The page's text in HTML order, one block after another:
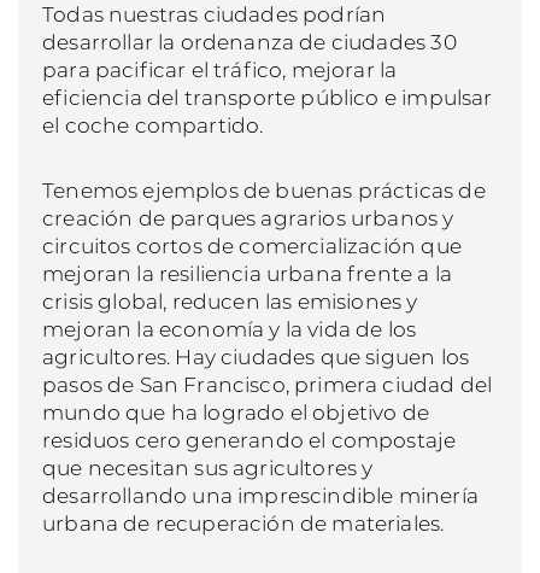
Todas nuestras ciudades podrían
desarrollar la ordenanza de ciudades 30
para pacificar el tráfico, mejorar la
eficiencia del transporte público e impulsar
el coche compartido.
Tenemos ejemplos de buenas prácticas de
creación de parques agrarios urbanos y
circuitos cortos de comercialización que
mejoran la resiliencia urbana frente a la
crisis global, reducen las emisiones y
mejoran la economía y la vida de los
agricultores. Hay ciudades que siguen los
pasos de San Francisco, primera ciudad del
mundo que ha logrado el objetivo de
residuos cero generando el compostaje
que necesitan sus agricultores y
desarrollando una imprescindible minería
urbana de recuperación de materiales.